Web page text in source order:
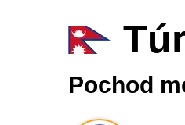
Pochod